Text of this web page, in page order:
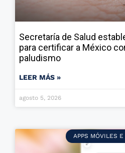
Secretaría de Salud
para certificar a México
paludismo
LEER MÁS »
agosto 5, 2026
APPS MÓVILES